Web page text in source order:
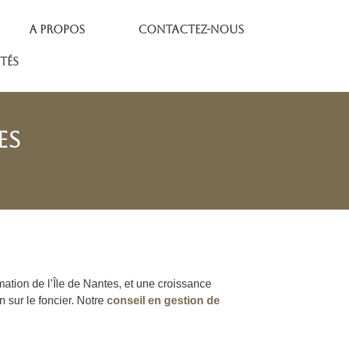
A propos Contactez-nous
de l’Île de Nantes, et une croissance
sur le foncier. Notre conseil en gestion de